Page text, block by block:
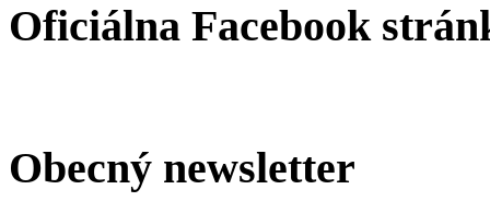
Oficiálna Facebook
Obecný newsletter